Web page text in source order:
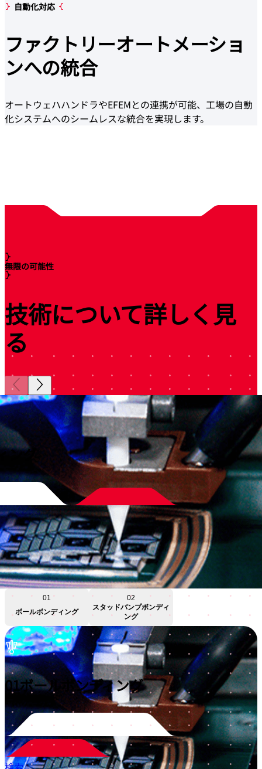
自動化対応
ファクトリーオートメーショ
ンへの統合
オートウェハハンドラやEFEMとの連携が可能、工場の自動
化システムへのシームレスな統合を実現します。
無限の可能性
技術について詳しく見
る
ング
01
ボールボンディング
02
スタッドバンプボンディ
ング
01ボールボンディング